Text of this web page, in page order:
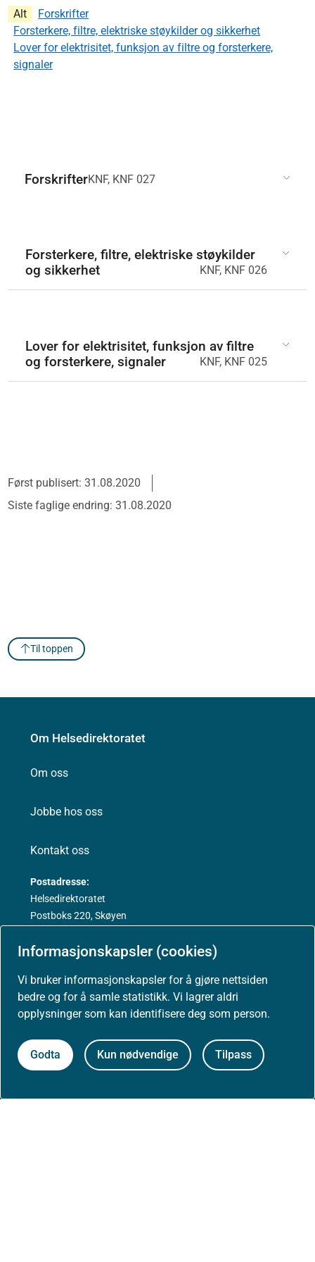
Informasjonskapsler (cookies)
Vi bruker informasjonskapsler for å gjøre nettsiden
bedre og for å samle statistikk. Vi lagrer aldri
opplysninger som kan identifisere deg som person.
Godta Kun nødvendige Tilpass
Alt
Forskrifter
Forsterkere, filtre, elektriske støykilder og sikkerhet
Lover for elektrisitet, funksjon av filtre og forsterkere,
signaler
ForskrifterKNF, KNF 027
Forsterkere, filtre, elektriske støykilder
og sikkerhet
KNF, KNF 026
Lover for elektrisitet, funksjon av filtre
og forsterkere, signaler
KNF, KNF 025
Først publisert: 31.08.2020
Siste faglige endring: 31.08.2020
Til toppen
Om Helsedirektoratet
Om oss
Jobbe hos oss
Kontakt oss
Postadresse:
Helsedirektoratet
Postboks 220, Skøyen
Aktuelt
Nyheter